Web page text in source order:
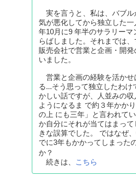
実を言うと、私は、バブル
気が悪化してから独立した一
年10月に9 年半のサラリーマ
らばしました。それまでは
販売会社で営業と企画・開発
いました。
営業と企画の経験を活かせ
る...そう思って独立したわけ
かしい話ですが、人並みの収
ようになるま で約３年かか
の上 にも三年」と言われて
か自分にそれが当てはまって
きな誤算でした。 ではなぜ
でに3年もかかってしまった
か？
続きは、
こちら